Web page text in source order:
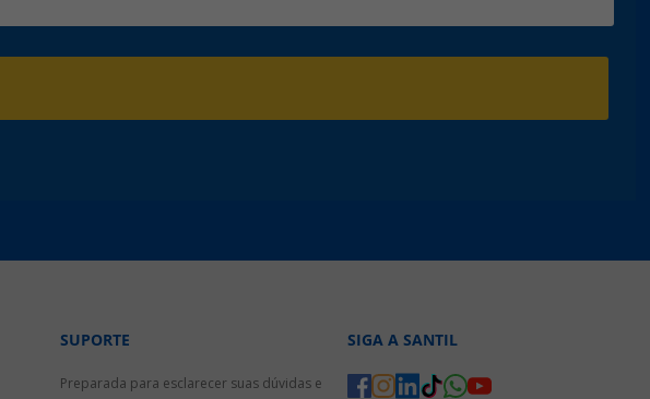
SUPORTE
Preparada para esclarecer suas dúvidas e
SIGA A SANTIL